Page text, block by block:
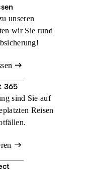
unseren
wir Sie rund
365
sind Sie auf
Reisen